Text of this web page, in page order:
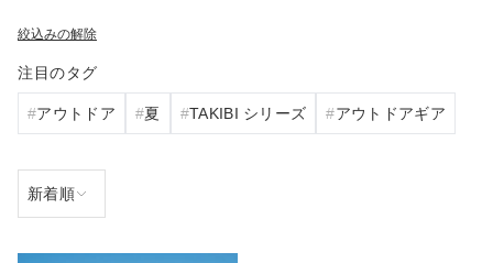
絞込みの解除
注目のタグ
アウトドア 夏 TAKIBI シリーズ アウトドアギア